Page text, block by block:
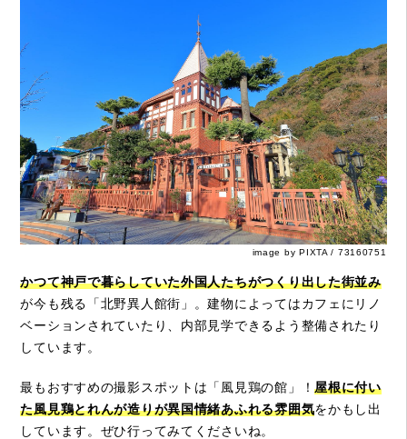
image by PIXTA / 73160751
かつて神戸で暮らしていた外国人たちがつくり出した街並み
が今も残る「北野異人館街」。建物によってはカフェにリノ
ベーションされていたり、内部見学できるよう整備されたり
しています。
最もおすすめの撮影スポットは「風見鶏の館」！屋根に付い
た風見鶏とれんが造りが異国情緒あふれる雰囲気をかもし出
しています。ぜひ行ってみてくださいね。